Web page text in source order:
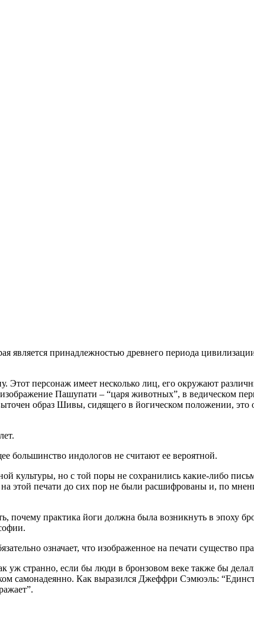
является принадлежностью древнего периода
персонаж имеет несколько лиц, его окружают
Пашупати – “царя животных”, в ведическом
образ Шивы, сидящего в йогическом положении, это
большинство индологов не считают ее вероятной.
культуры, но с той поры не сохранились какие-либо
этой печати до сих пор не были расшифрованы и, по
практика йоги должна была возникнуть в эпоху
означает, что изображенное на печати существо
уж странно, если бы люди в бронзовом веке также бы
самонадеянно. Как выразился Джеффри Сэмюэль: